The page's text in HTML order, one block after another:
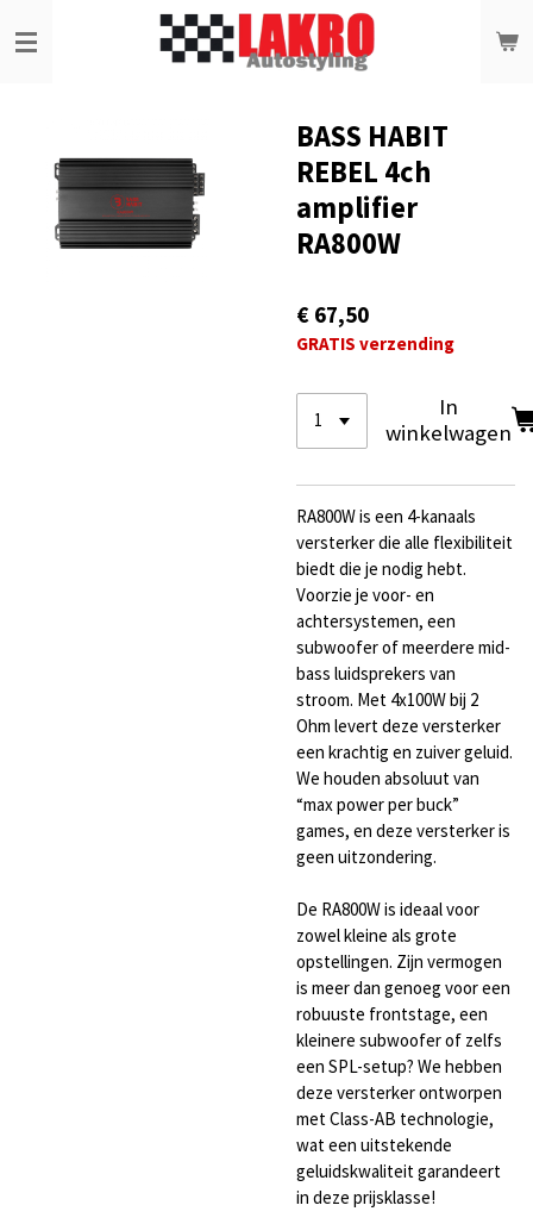
direct
BASS HABIT
REBEL 4ch
amplifier
RA800W
€ 67,50
GRATIS verzending
In
winkelwagen
RA800W is een 4-kanaals
versterker die alle flexibiliteit
biedt die je nodig hebt.
Voorzie je voor- en
achtersystemen, een
subwoofer of meerdere mid-
bass luidsprekers van
stroom. Met 4x100W bij 2
Ohm levert deze versterker
een krachtig en zuiver geluid.
We houden absoluut van
“max power per buck”
games, en deze versterker is
geen uitzondering.
De RA800W is ideaal voor
zowel kleine als grote
opstellingen. Zijn vermogen
is meer dan genoeg voor een
robuuste frontstage, een
kleinere subwoofer of zelfs
een SPL-setup? We hebben
deze versterker ontworpen
met Class-AB technologie,
wat een uitstekende
geluidskwaliteit garandeert
in deze prijsklasse!